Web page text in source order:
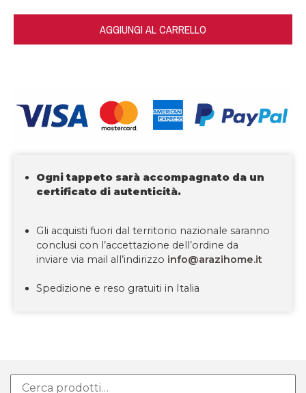
AGGIUNGI AL CARRELLO
Ogni tappeto sarà accompagnato da un
certificato di autenticità.
Gli acquisti fuori dal territorio nazionale saranno
conclusi con l’accettazione dell’ordine da
inviare via mail all’indirizzo info@arazihome.it
Spedizione e reso gratuiti in Italia